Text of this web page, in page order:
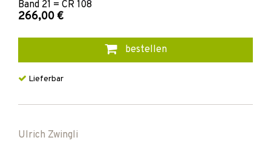
Band 21 = CR 108
266,00 €
bestellen
Lieferbar
Ulrich Zwingli